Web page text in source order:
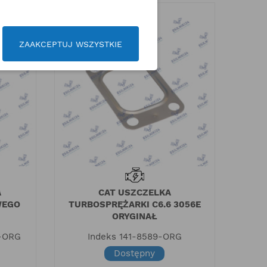
więcej
CAT USZCZELKA
TURBOSPRĘŻARKI C6.6 3056E
ORYGINAŁ
Indeks 141-8589-ORG
Dostępny
ZAAKCEPTUJ WSZYSTKIE